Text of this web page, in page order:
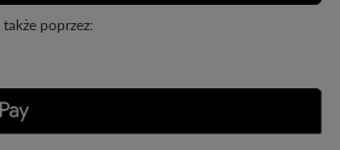
poprzez: